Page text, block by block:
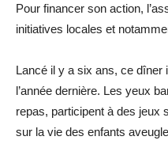
Pour financer son action,
initiatives locales et
Lancé il y a six ans, ce dîner
l’année dernière. Les yeux
repas, participent à des jeux
sur la vie des enfants